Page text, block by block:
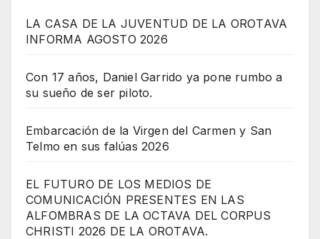
LA CASA DE LA JUVENTUD DE LA OROTAVA
INFORMA AGOSTO 2026
Con 17 años, Daniel Garrido ya pone rumbo a
su sueño de ser piloto.
Embarcación de la Virgen del Carmen y San
Telmo en sus falúas 2026
EL FUTURO DE LOS MEDIOS DE
COMUNICACIÓN PRESENTES EN LAS
ALFOMBRAS DE LA OCTAVA DEL CORPUS
CHRISTI 2026 DE LA OROTAVA.